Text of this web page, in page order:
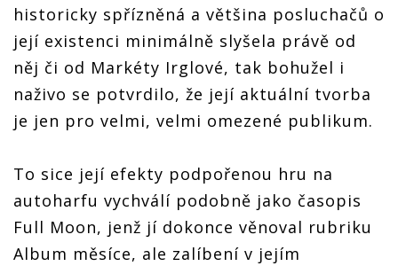
historicky spřízněná a většina posluchačů o
její existenci minimálně slyšela právě od
něj či od Markéty Irglové, tak bohužel i
naživo se potvrdilo, že její aktuální tvorba
je jen pro velmi, velmi omezené publikum.
To sice její efekty podpořenou hru na
autoharfu vychválí podobně jako časopis
Full Moon, jenž jí dokonce věnoval rubriku
Album měsíce, ale zalíbení v jejím